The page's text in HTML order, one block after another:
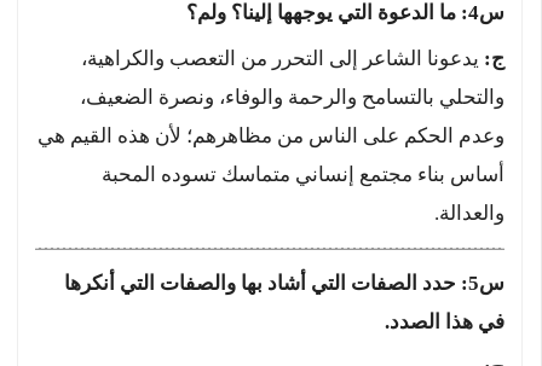
س4: ما الدعوة التي يوجهها إلينا؟ ولم؟
ج: يدعونا الشاعر إلى التحرر من التعصب والكراهية،
والتحلي بالتسامح والرحمة والوفاء، ونصرة الضعيف،
وعدم الحكم على الناس من مظاهرهم؛ لأن هذه القيم هي
أساس بناء مجتمع إنساني متماسك تسوده المحبة
والعدالة.
س5: حدد الصفات التي أشاد بها والصفات التي أنكرها
في هذا الصدد.